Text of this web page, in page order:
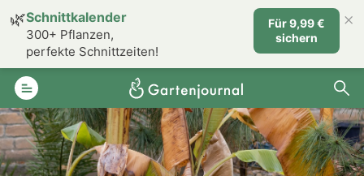
🌿Schnittkalender
300+ Pflanzen,
perfekte Schnittzeiten!
Für 9,99 €
sichern
×